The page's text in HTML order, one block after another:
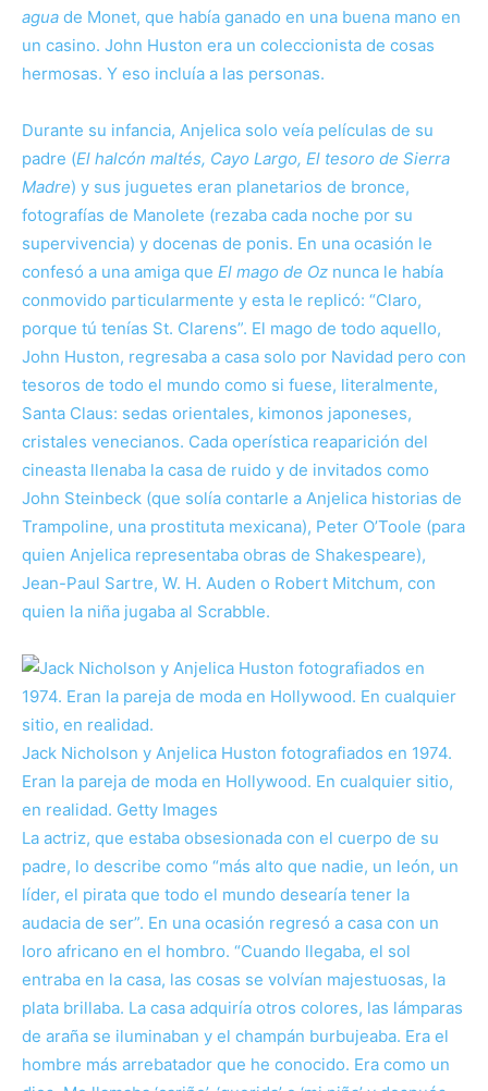
agua de Monet, que había ganado en una buena mano en
un casino. John Huston era un coleccionista de cosas
hermosas. Y eso incluía a las personas.
Durante su infancia, Anjelica solo veía películas de su
padre (El halcón maltés, Cayo Largo, El tesoro de Sierra
Madre) y sus juguetes eran planetarios de bronce,
fotografías de Manolete (rezaba cada noche por su
supervivencia) y docenas de ponis. En una ocasión le
confesó a una amiga que El mago de Oz nunca le había
conmovido particularmente y esta le replicó: “Claro,
porque tú tenías St. Clarens”. El mago de todo aquello,
John Huston, regresaba a casa solo por Navidad pero con
tesoros de todo el mundo como si fuese, literalmente,
Santa Claus: sedas orientales, kimonos japoneses,
cristales venecianos. Cada operística reaparición del
cineasta llenaba la casa de ruido y de invitados como
John Steinbeck (que solía contarle a Anjelica historias de
Trampoline, una prostituta mexicana), Peter O’Toole (para
quien Anjelica representaba obras de Shakespeare),
Jean-Paul Sartre, W. H. Auden o Robert Mitchum, con
quien la niña jugaba al Scrabble.
Jack Nicholson y Anjelica Huston fotografiados en 1974.
Eran la pareja de moda en Hollywood. En cualquier sitio,
en realidad. Getty Images
La actriz, que estaba obsesionada con el cuerpo de su
padre, lo describe como “más alto que nadie, un león, un
líder, el pirata que todo el mundo desearía tener la
audacia de ser”. En una ocasión regresó a casa con un
loro africano en el hombro. “Cuando llegaba, el sol
entraba en la casa, las cosas se volvían majestuosas, la
plata brillaba. La casa adquiría otros colores, las lámparas
de araña se iluminaban y el champán burbujeaba. Era el
hombre más arrebatador que he conocido. Era como un